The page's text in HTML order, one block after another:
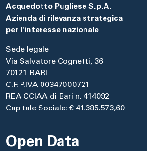
Acquedotto Pugliese S.p.A.
Azienda di rilevanza strategica
per l'interesse nazionale
Sede legale
Via Salvatore Cognetti, 36
70121 BARI
C.F. P.IVA 00347000721
REA CCIAA di Bari n. 414092
Capitale Sociale: € 41.385.573,60
Open Data